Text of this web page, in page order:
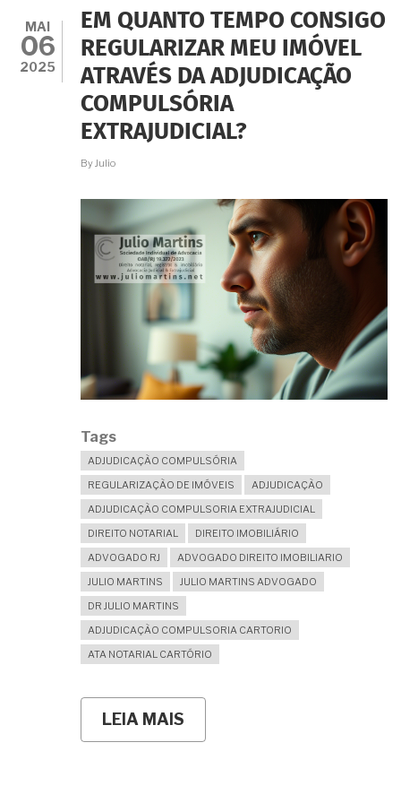
PARA
REGISTRAR
MINHA
PROMESSA
DE
COMPRA
E
VENDA
NO
MAI
06
2025
EM QUANTO TEMPO CONSIGO
REGULARIZAR MEU IMÓVEL
ATRAVÉS DA ADJUDICAÇÃO
COMPULSÓRIA
EXTRAJUDICIAL?
ByJulio
Tags
ADJUDICAÇÃO COMPULSÓRIA
REGULARIZAÇÃO DE IMÓVEIS
ADJUDICAÇÃO
ADJUDICAÇÃO COMPULSORIA EXTRAJUDICIAL
DIREITO NOTARIAL
DIREITO IMOBILIÁRIO
ADVOGADO RJ
ADVOGADO DIREITO IMOBILIARIO
JULIO MARTINS
JULIO MARTINS ADVOGADO
DR JULIO MARTINS
ADJUDICAÇÃO COMPULSORIA CARTORIO
ATA NOTARIAL CARTÓRIO
LEIA MAIS
EM